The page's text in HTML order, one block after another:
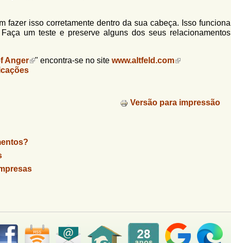
fazer isso corretamente dentro da sua cabeça. Isso funciona
um teste e preserve alguns dos seus relacionamentos
Anger " encontra-se no site www.altfeld.com
Versão para impressão